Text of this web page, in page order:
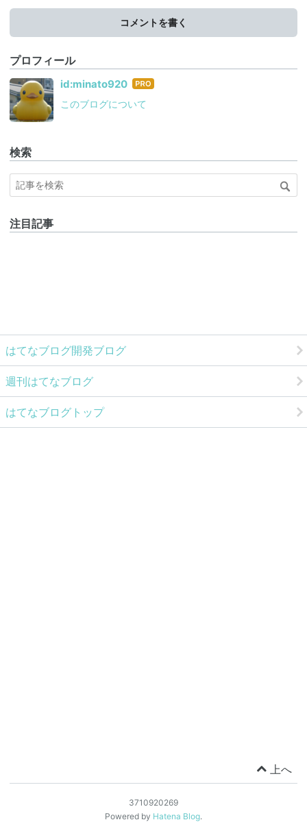
コメントを書く
プロフィール
id:minato920 はて
ログ
このブログについて
検索
注目記事
はてなブログ開発ブログ
週刊はてなブログ
はてなブログトップ
上へ
3710920269
Powered by Hatena Blog.